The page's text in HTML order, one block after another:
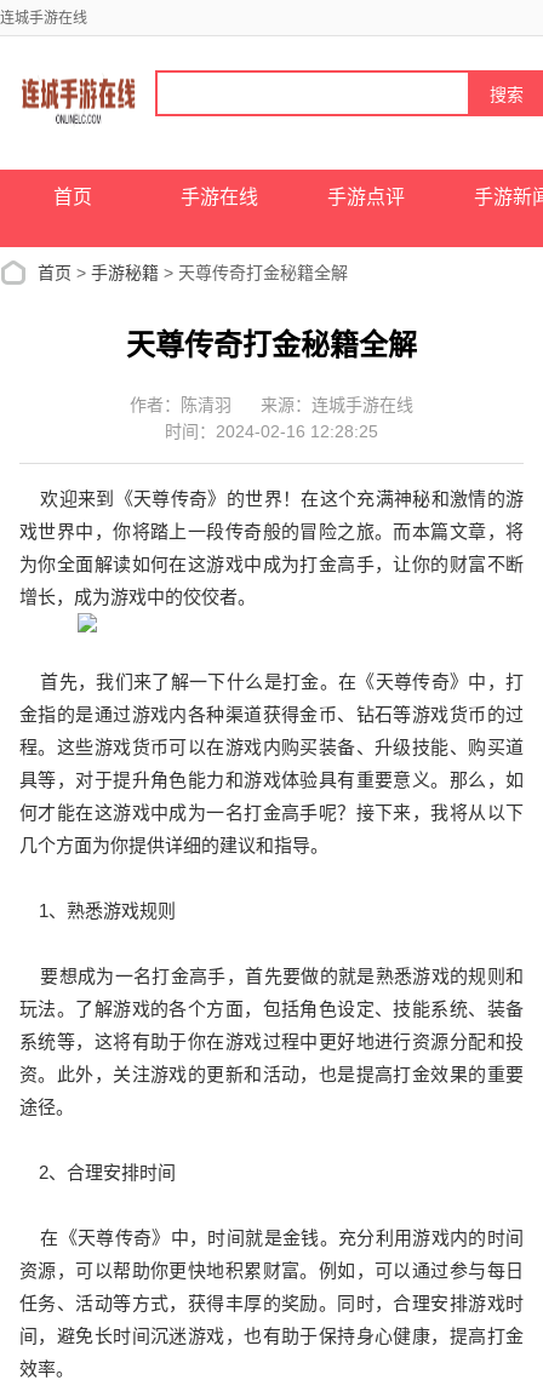
连城手游在线
首页 手游在线 手游点评 手游新
首页 > 手游秘籍 > 天尊传奇打金秘籍全解
天尊传奇打金秘籍全解
作者：陈清羽
来源：连城手游在线
时间：2024-02-16 12:28:25
欢迎来到《天尊传奇》的世界！在这个充满神秘和激情的游
戏世界中，你将踏上一段传奇般的冒险之旅。而本篇文章，将
为你全面解读如何在这游戏中成为打金高手，让你的财富不断
增长，成为游戏中的佼佼者。
首先，我们来了解一下什么是打金。在《天尊传奇》中，打
金指的是通过游戏内各种渠道获得金币、钻石等游戏货币的过
程。这些游戏货币可以在游戏内购买装备、升级技能、购买道
具等，对于提升角色能力和游戏体验具有重要意义。那么，如
何才能在这游戏中成为一名打金高手呢？接下来，我将从以下
几个方面为你提供详细的建议和指导。
1、熟悉游戏规则
要想成为一名打金高手，首先要做的就是熟悉游戏的规则和
玩法。了解游戏的各个方面，包括角色设定、技能系统、装备
系统等，这将有助于你在游戏过程中更好地进行资源分配和投
资。此外，关注游戏的更新和活动，也是提高打金效果的重要
途径。
2、合理安排时间
在《天尊传奇》中，时间就是金钱。充分利用游戏内的时间
资源，可以帮助你更快地积累财富。例如，可以通过参与每日
任务、活动等方式，获得丰厚的奖励。同时，合理安排游戏时
间，避免长时间沉迷游戏，也有助于保持身心健康，提高打金
效率。